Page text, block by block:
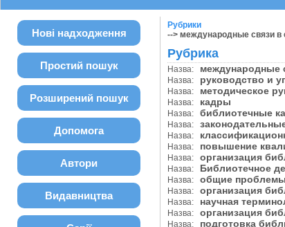
Нові надходження
Простий пошук
Розширений пошук
Допомога
Автори
Видавництва
Рубрики
--> международные связи в
Рубрика
Назва: международные
Назва: руководство и
Назва: методическое
Назва: кадры
Назва: библиотечные
Назва:
Назва:
Назва: повышение
Назва: организация
Назва: Библиотечное
Назва: общие
Назва: организация
Назва: научная
Назва: организация
Назва: подготовка